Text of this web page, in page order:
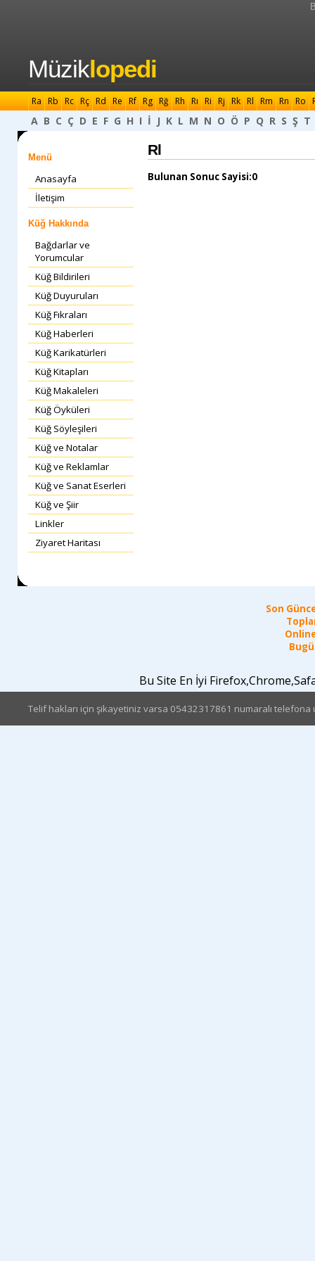
Müziklopedi
Ra Rb Rc Rç Rd Re Rf Rg Rğ Rh Rı Ri Rj Rk Rl Rm Rn Ro
A B C Ç D E F G H I İ J K L M N O Ö P Q R S Ş T
Menü
Anasayfa
İletişim
Küğ Hakkında
Bağdarlar ve
Yorumcular
Küğ Bildirileri
Küğ Duyuruları
Küğ Fıkraları
Küğ Haberleri
Küğ Karikatürleri
Küğ Kitapları
Küğ Makaleleri
Küğ Öyküleri
Küğ Söyleşileri
Küğ ve Notalar
Küğ ve Reklamlar
Küğ ve Sanat Eserleri
Küğ ve Şiir
Linkler
Ziyaret Haritası
Rl
Bulunan Sonuc Sayisi:0
Son
Bu Site En İyi
Telif hakları için şikayetiniz varsa 05432317861 numaralı telefona